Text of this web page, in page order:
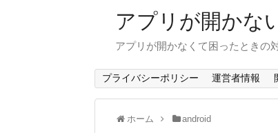
アプリが開かな
アプリが開かなくて困ったときの
プライバシーポリシー 運営者情報
ホーム android